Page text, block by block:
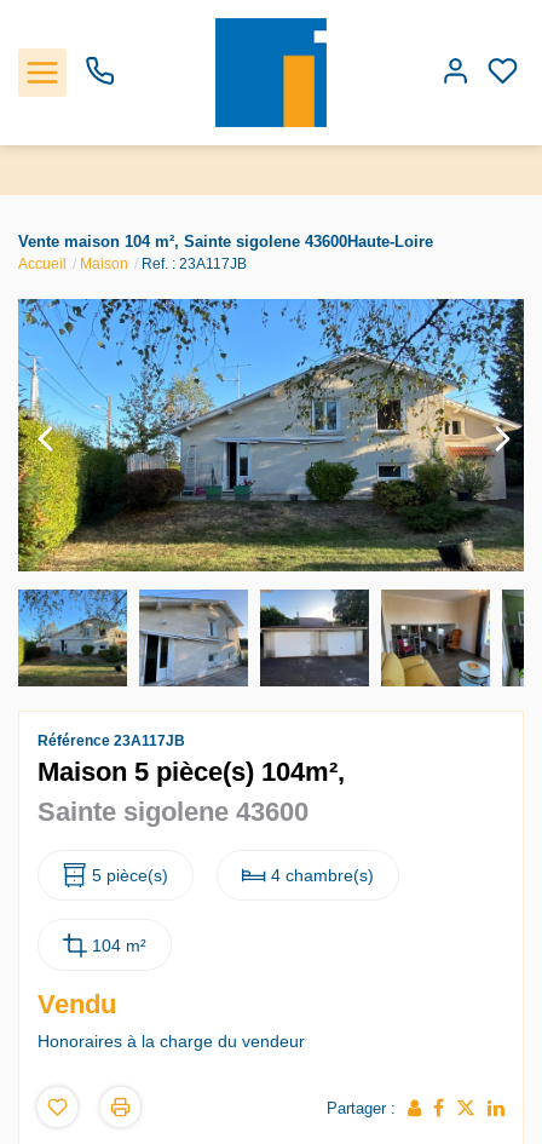
Les biens
Estimation
Notre Agence
Vente maison 104 m², Sainte sigolene 43600Haute-Loire
Accueil Maison Ref. : 23A117JB
Référence 23A117JB
Maison 5 pièce(s) 104m²,
Sainte sigolene 43600
5 pièce(s) 4 chambre(s)
104 m²
Vendu
Honoraires à la charge du vendeur
Partager :